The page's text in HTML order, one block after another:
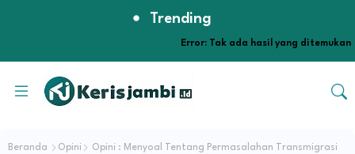
Trending
Error: Tak ada hasil yang ditemukan
Beranda Opini
Opini : Menyoal Tentang Permasalahan Transmigrasi